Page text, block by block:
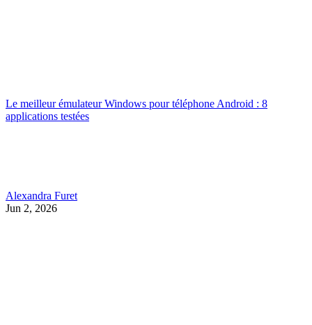
Le meilleur émulateur Windows pour téléphone Android : 8
applications testées
Alexandra Furet
Jun 2, 2026